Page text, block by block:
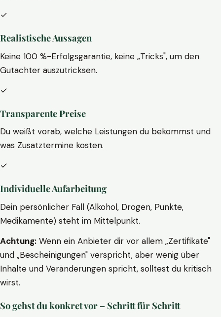
✓
Realistische Aussagen
Keine 100 %-Erfolgsgarantie, keine „Tricks", um den
Gutachter auszutricksen.
✓
Transparente Preise
Du weißt vorab, welche Leistungen du bekommst und
was Zusatztermine kosten.
✓
Individuelle Aufarbeitung
Dein persönlicher Fall (Alkohol, Drogen, Punkte,
Medikamente) steht im Mittelpunkt.
Achtung: Wenn ein Anbieter dir vor allem „Zertifikate"
und „Bescheinigungen" verspricht, aber wenig über
Inhalte und Veränderungen spricht, solltest du kritisch
wirst.
So gehst du konkret vor – Schritt für Schritt